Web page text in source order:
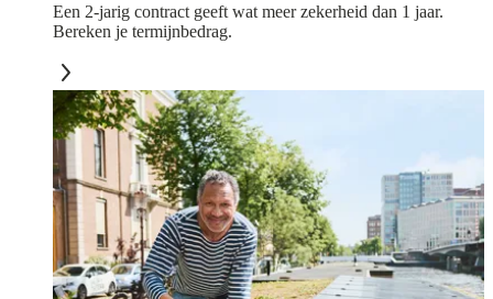
Een 2-jarig contract geeft wat meer zekerheid dan 1 jaar.
Bereken je termijnbedrag.